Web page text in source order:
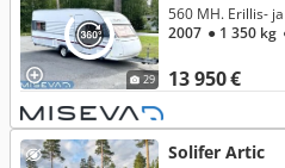
29 13 950 €
560 MH. Erillis-
2007 ● 1 350 kg
Solifer Artic